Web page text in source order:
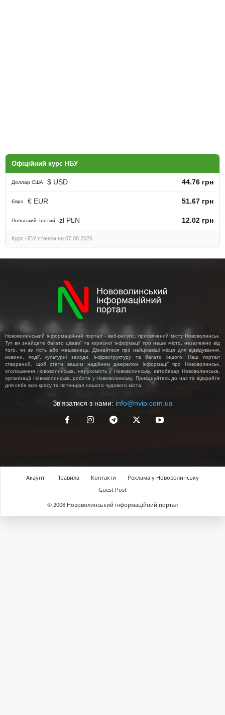
Офіційний курс НБУ
Доллар США $ USD 44.76 грн
Євро € EUR 51.67 грн
Польський злотий zł PLN 12.02 грн
Курс НБУ станом на 07.08.2026
Нововолинський інформаційний портал - веб-ресурс, присвячений місту Нововолинськ.
Тут ви знайдете багато цікавої та корисної інформації про наше місто, незалежно від
того, чи ви гість або мешканець. Дізнайтеся про найцікавіші місця для відвідування,
новини, події, культурні заходи, інфраструктуру та багато іншого. Наш портал
створений, щоб стати вашим надійним джерелом інформації про Нововолинськ,
оголошення Нововолинська, нерухомість у Нововолинську, автобазар Нововолинська,
організації Нововолинська, робота у Нововолинську. Приєднуйтесь до нас та відкрийте
для себе всю красу та потенціал нашого чудового міста.
Зв'язатися з нами: info@nvip.com.ua
Акаунт Правила Контакти
Реклама у Нововолинську
Guest Post
© 2008 Нововолинський інформаційний портал